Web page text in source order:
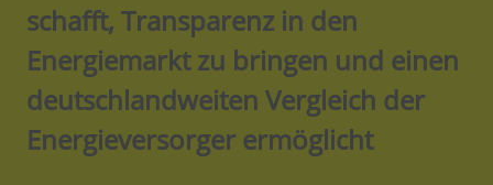
schafft, Transparenz in den
Energiemarkt zu bringen und einen
deutschlandweiten Vergleich der
Energieversorger ermöglicht